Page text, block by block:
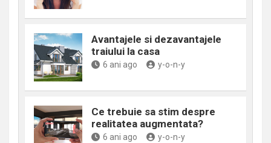
Avantajele si dezavantajele
traiului la casa
6 ani ago y-o-n-y
Ce trebuie sa stim despre
realitatea augmentata?
6 ani ago y-o-n-y